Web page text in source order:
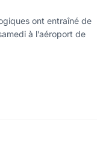
ont entraîné de
à l’aéroport de